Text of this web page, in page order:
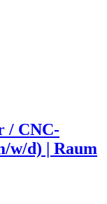
/ CNC-
w/d) | Raum